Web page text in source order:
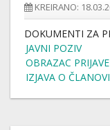
KREIRANO:
DOKUMENTI ZA
JAVNI POZIV
OBRAZAC PRIJAVE
IZJAVA O